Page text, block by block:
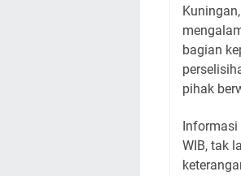
bagian
pihak
Informasi
WIB, tak